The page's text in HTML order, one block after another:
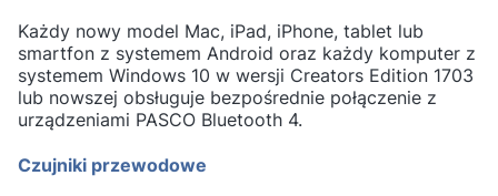
Każdy nowy model Mac, iPad, iPhone, tablet lub
smartfon z systemem Android oraz każdy komputer z
systemem Windows 10 w wersji Creators Edition 1703
lub nowszej obsługuje bezpośrednie połączenie z
urządzeniami PASCO Bluetooth 4.
Czujniki przewodowe